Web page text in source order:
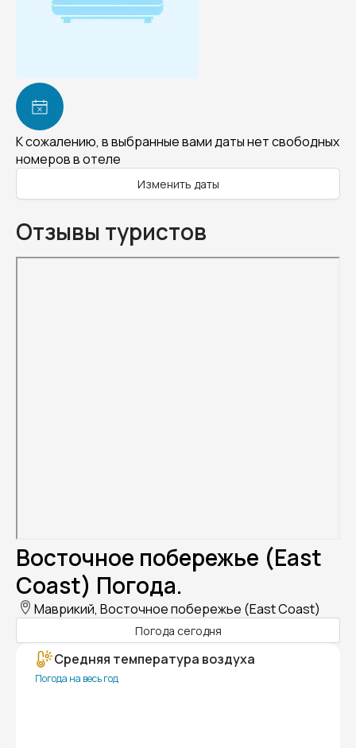
К сожалению, в выбранные вами даты нет свободных
номеров в отеле
Изменить даты
Отзывы туристов
Восточное побережье (East
Coast) Погода.
Маврикий, Восточное побережье (East Coast)
Погода сегодня
Средняя температура воздуха
Погода на весь год